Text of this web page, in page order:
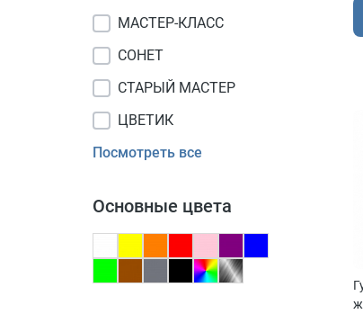
МАСТЕР-КЛАСС
СОНЕТ
СТАРЫЙ МАСТЕР
ЦВЕТИК
Посмотреть все
Основные цвета